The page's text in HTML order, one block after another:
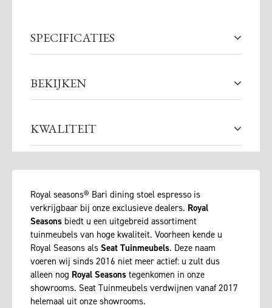
SPECIFICATIES
BEKIJKEN
KWALITEIT
Royal seasons® Bari dining stoel espresso is
verkrijgbaar bij onze exclusieve dealers. Royal
Seasons biedt u een uitgebreid assortiment
tuinmeubels van hoge kwaliteit. Voorheen kende u
Royal Seasons als Seat Tuinmeubels. Deze naam
voeren wij sinds 2016 niet meer actief: u zult dus
alleen nog Royal Seasons tegenkomen in onze
showrooms. Seat Tuinmeubels verdwijnen vanaf 2017
helemaal uit onze showrooms.